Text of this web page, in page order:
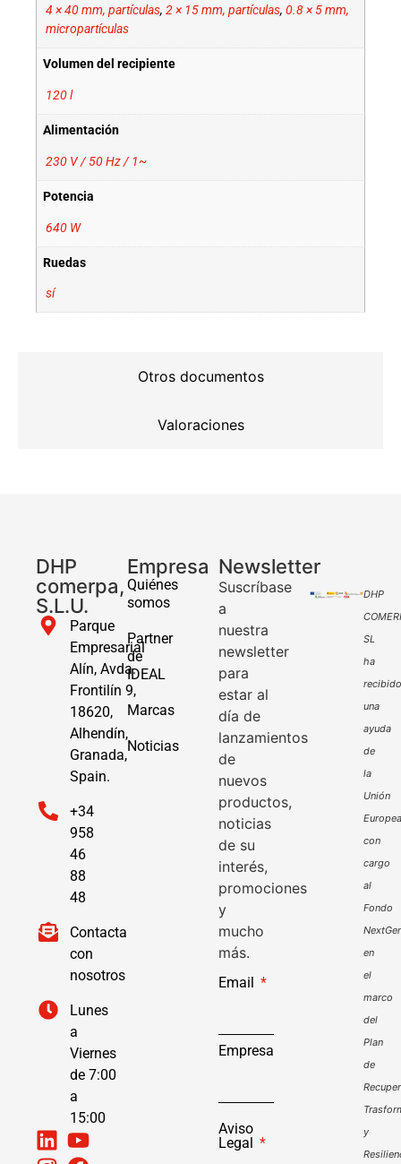
Otros documentos
Valoraciones
4 × 40 mm, partículas, 2 × 15 mm, partículas, 0.8 × 5 mm,
micropartículas
Volumen del recipiente
120 l
Alimentación
230 V / 50 Hz / 1~
Potencia
640 W
Ruedas
sí
DHP
comerpa,
S.L.U.
Parque
Empresarial
Alín, Avda.
Frontilín 9,
18620,
Alhendín,
Granada,
Spain.
+34
958
46
88
48
Contacta
con
nosotros
Lunes
a
Viernes
de 7:00
a
15:00
Empresa
Quiénes
somos
Partner
de
IDEAL
Marcas
Noticias
Newsletter
Suscríbase
a
nuestra
newsletter
para
estar al
día de
lanzamientos
de
nuevos
productos,
noticias
de su
interés,
promociones
y
mucho
más.
Email
Empresa
Aviso
Legal
DHP
SL
ha
recibido
una
ayuda
de
la
Unión
Europea
con
cargo
al
Fondo
en
el
marco
del
Plan
de
y